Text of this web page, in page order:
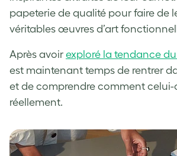
papeterie de qualité pour faire de
véritables œuvres d’art
Après avoir exploré la tendance
est maintenant temps de rentrer
et de comprendre comment
réellement.